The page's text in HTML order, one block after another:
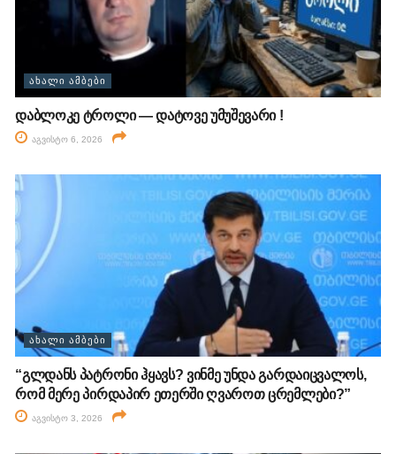
ᲐᲮᲐᲚᲘ ᲐᲛᲑᲔᲑᲘ
დაბლოკე ტროლი — დატოვე უმუშევარი !
აგვისტო 6, 2026
ᲐᲮᲐᲚᲘ ᲐᲛᲑᲔᲑᲘ
“გლდანს პატრონი ჰყავს? ვინმე უნდა გარდაიცვალოს,
რომ მერე პირდაპირ ეთერში ღვაროთ ცრემლები?”
აგვისტო 3, 2026